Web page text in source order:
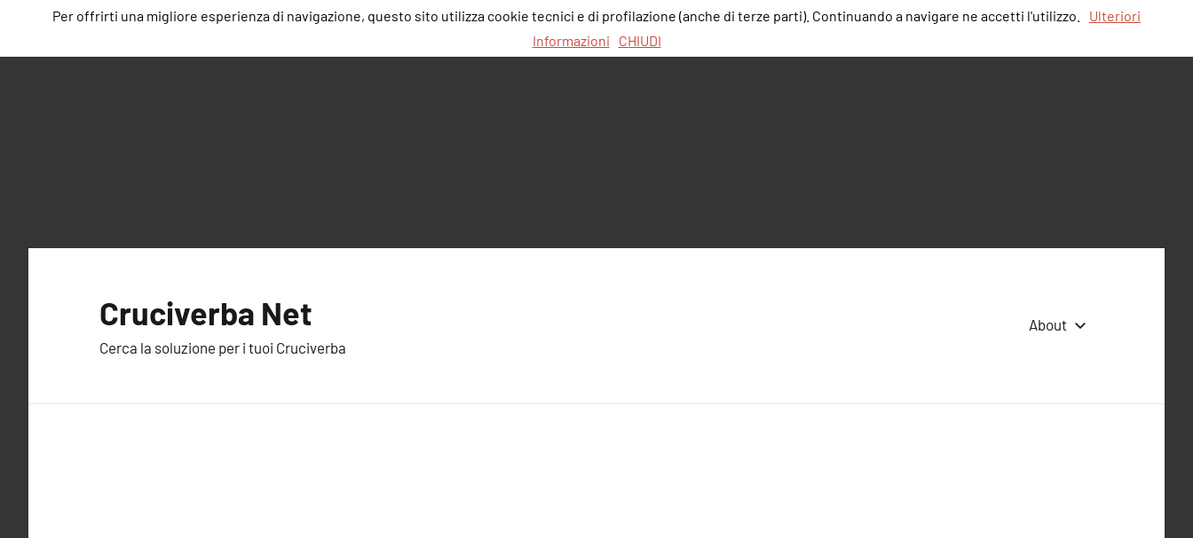
Cruciverba Net
Cerca la soluzione per i tuoi Cruciverba
About
Per offrirti una migliore esperienza di navigazione, questo sito utilizza cookie tecnici e di profilazione (anche di terze parti). Continuando a navigare ne accetti l'utilizzo.
Ulteriori
Informazioni
CHIUDI